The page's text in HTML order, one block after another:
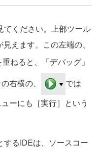
ください。上部ツール
えます。この左端の、
ねると、「デバッグ」
右横の、
では
ーにも［実行］という
るIDEは、ソースコー